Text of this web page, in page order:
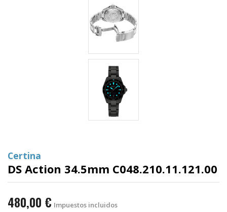
Certina
DS Action 34.5mm C048.210.11.121.00
480,00 € Impuestos incluidos